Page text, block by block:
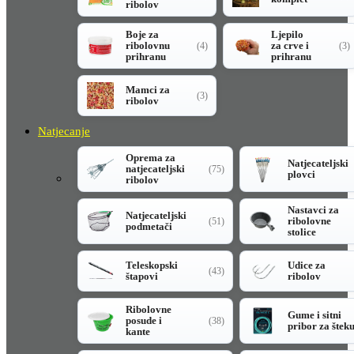
ribolov
Boje za
ribolovnu
prihranu
(4)
Ljepilo
za crve i
prihranu
(3)
Mamci za
ribolov
(3)
Natjecanje
Oprema za
natjecateljski
ribolov
(75)
Natjecateljski
plovci
Natjecateljski
podmetači
(51)
Nastavci za
ribolovne
stolice
Teleskopski
štapovi
(43)
Udice za
ribolov
Ribolovne
posude i
kante
(38)
Gume i sitni
pribor za šteku